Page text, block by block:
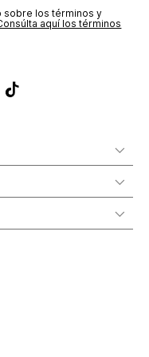
sobre los términos y
aquí los términos